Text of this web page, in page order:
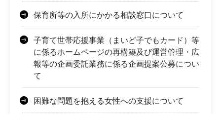
保育所等の入所にかかる相談窓口について
子育て世帯応援事業（まいど子でもカード）等
に係るホームページの再構築及び運営管理・広
報等の企画委託業務に係る企画提案公募につい
て
困難な問題を抱える女性への支援について